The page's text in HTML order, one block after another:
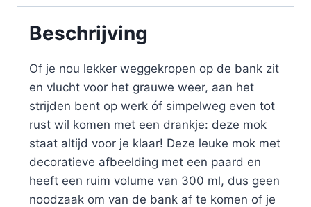
Beschrijving
Of je nou lekker weggekropen op de bank zit
en vlucht voor het grauwe weer, aan het
strijden bent op werk óf simpelweg even tot
rust wil komen met een drankje: deze mok
staat altijd voor je klaar! Deze leuke mok met
decoratieve afbeelding met een paard en
heeft een ruim volume van 300 ml, dus geen
noodzaak om van de bank af te komen of je